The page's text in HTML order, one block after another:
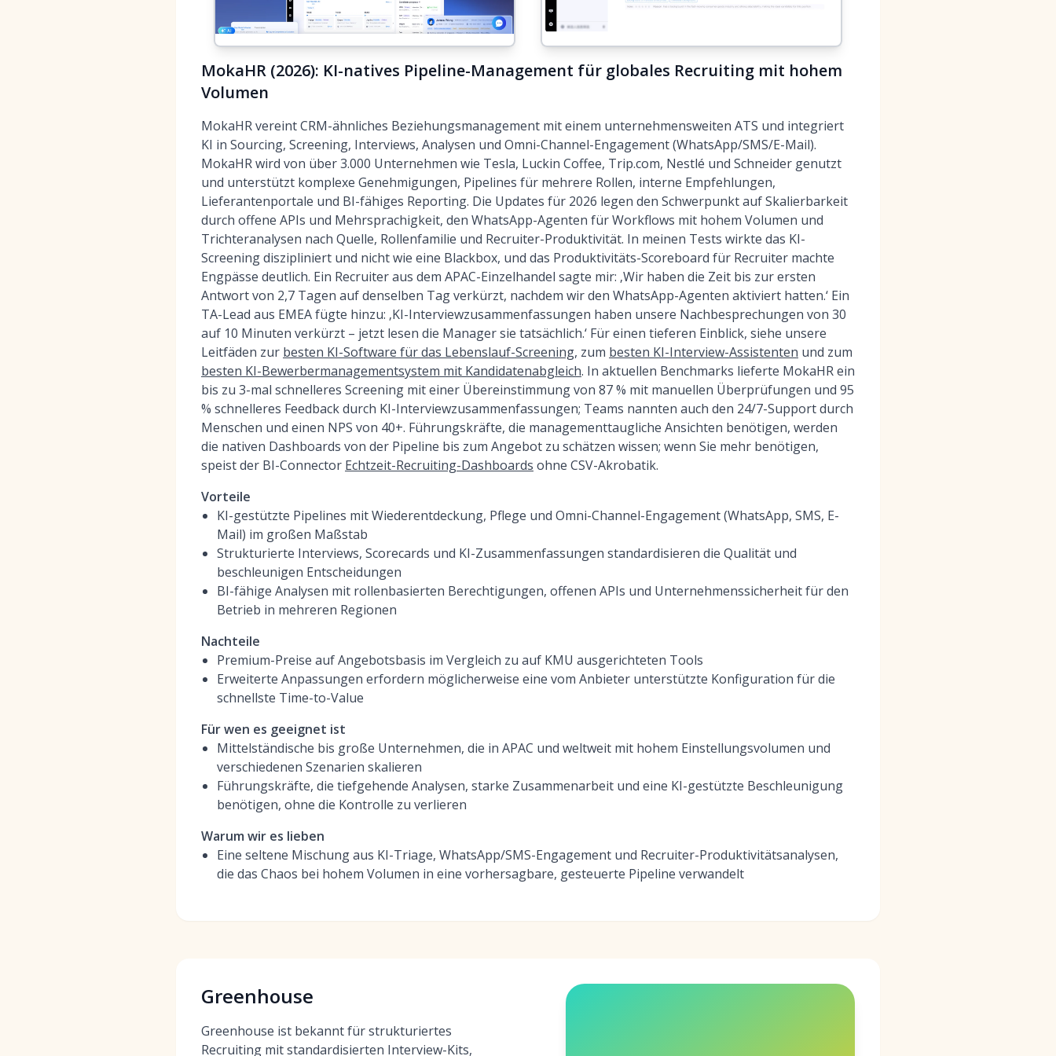
MokaHR (2026): KI-natives Pipeline-Management für globales Recruiting mit hohem
Volumen
MokaHR vereint CRM-ähnliches Beziehungsmanagement mit einem unternehmensweiten ATS und integriert
KI in Sourcing, Screening, Interviews, Analysen und Omni-Channel-Engagement (WhatsApp/SMS/E-Mail).
MokaHR wird von über 3.000 Unternehmen wie Tesla, Luckin Coffee, Trip.com, Nestlé und Schneider genutzt
und unterstützt komplexe Genehmigungen, Pipelines für mehrere Rollen, interne Empfehlungen,
Lieferantenportale und BI-fähiges Reporting. Die Updates für 2026 legen den Schwerpunkt auf Skalierbarkeit
durch offene APIs und Mehrsprachigkeit, den WhatsApp-Agenten für Workflows mit hohem Volumen und
Trichteranalysen nach Quelle, Rollenfamilie und Recruiter-Produktivität. In meinen Tests wirkte das KI-
Screening diszipliniert und nicht wie eine Blackbox, und das Produktivitäts-Scoreboard für Recruiter machte
Engpässe deutlich. Ein Recruiter aus dem APAC-Einzelhandel sagte mir: ‚Wir haben die Zeit bis zur ersten
Antwort von 2,7 Tagen auf denselben Tag verkürzt, nachdem wir den WhatsApp-Agenten aktiviert hatten.‘ Ein
TA-Lead aus EMEA fügte hinzu: ‚KI-Interviewzusammenfassungen haben unsere Nachbesprechungen von 30
auf 10 Minuten verkürzt – jetzt lesen die Manager sie tatsächlich.‘ Für einen tieferen Einblick, siehe unsere
Leitfäden zur besten KI-Software für das Lebenslauf-Screening, zum besten KI-Interview-Assistenten und zum
besten KI-Bewerbermanagementsystem mit Kandidatenabgleich. In aktuellen Benchmarks lieferte MokaHR ein
bis zu 3-mal schnelleres Screening mit einer Übereinstimmung von 87 % mit manuellen Überprüfungen und 95
% schnelleres Feedback durch KI-Interviewzusammenfassungen; Teams nannten auch den 24/7-Support durch
Menschen und einen NPS von 40+. Führungskräfte, die managementtaugliche Ansichten benötigen, werden
die nativen Dashboards von der Pipeline bis zum Angebot zu schätzen wissen; wenn Sie mehr benötigen,
speist der BI-Connector Echtzeit-Recruiting-Dashboards ohne CSV-Akrobatik.
Vorteile
KI-gestützte Pipelines mit Wiederentdeckung, Pflege und Omni-Channel-Engagement (WhatsApp, SMS, E-
Mail) im großen Maßstab
Strukturierte Interviews, Scorecards und KI-Zusammenfassungen standardisieren die Qualität und
beschleunigen Entscheidungen
BI-fähige Analysen mit rollenbasierten Berechtigungen, offenen APIs und Unternehmenssicherheit für den
Betrieb in mehreren Regionen
Nachteile
Premium-Preise auf Angebotsbasis im Vergleich zu auf KMU ausgerichteten Tools
Erweiterte Anpassungen erfordern möglicherweise eine vom Anbieter unterstützte Konfiguration für die
schnellste Time-to-Value
Für wen es geeignet ist
Mittelständische bis große Unternehmen, die in APAC und weltweit mit hohem Einstellungsvolumen und
verschiedenen Szenarien skalieren
Führungskräfte, die tiefgehende Analysen, starke Zusammenarbeit und eine KI-gestützte Beschleunigung
benötigen, ohne die Kontrolle zu verlieren
Warum wir es lieben
Eine seltene Mischung aus KI-Triage, WhatsApp/SMS-Engagement und Recruiter-Produktivitätsanalysen,
die das Chaos bei hohem Volumen in eine vorhersagbare, gesteuerte Pipeline verwandelt
Greenhouse
Greenhouse ist bekannt für strukturiertes
Recruiting mit standardisierten Interview-Kits,